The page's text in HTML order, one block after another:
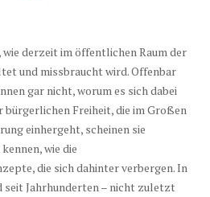
derzeit im öffentlichen Raum der
und missbraucht wird. Offenbar
gar nicht, worum es sich dabei
bürgerlichen Freiheit, die im Großen
einhergeht, scheinen sie
wie die
die sich dahinter verbergen. In
Jahrhunderten – nicht zuletzt